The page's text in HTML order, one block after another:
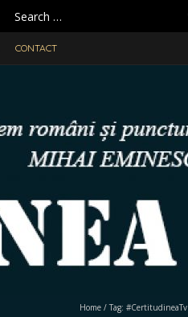
Search
for:
CONTACT
Home / Tag: #CertitudineaTv